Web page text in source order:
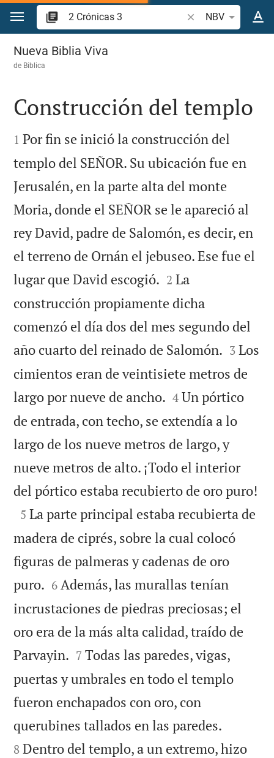
Ir a un contenido
Buscar versículo
NBV
2 Crónicas 3
Nueva Biblia Viva
de Biblica

Construcción del templo

1 Por fin se inició la construcción del
templo del SEÑOR. Su ubicación fue en
Jerusalén, en la parte alta del monte
Moria, donde el SEÑOR se le apareció al
rey David, padre de Salomón, es decir, en
el terreno de Ornán el jebuseo. Ese fue el
lugar que David escogió. 

2 La
construcción propiamente dicha
comenzó el día dos del mes segundo del
año cuarto del reinado de Salomón. 

3 Los
cimientos eran de veintisiete metros de
largo por nueve de ancho. 

4 Un pórtico
de entrada, con techo, se extendía a lo
largo de los nueve metros de largo, y
nueve metros de alto. ¡Todo el interior
del pórtico estaba recubierto de oro puro!

5 La parte principal estaba recubierta de
madera de ciprés, sobre la cual colocó
figuras de palmeras y cadenas de oro
puro. 

6 Además, las murallas tenían
incrustaciones de piedras preciosas; el
oro era de la más alta calidad, traído de
Parvayin. 

7 Todas las paredes, vigas,
puertas y umbrales en todo el templo
fueron enchapados con oro, con
querubines tallados en las paredes.
8 Dentro del templo, a un extremo, hizo